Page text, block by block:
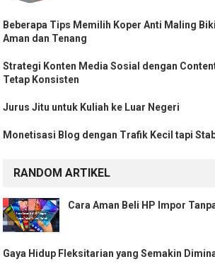
Beberapa Tips Memilih Koper Anti Maling
Aman dan Tenang
Strategi Konten Media Sosial dengan
Tetap Konsisten
Jurus Jitu untuk Kuliah ke Luar Negeri
Monetisasi Blog dengan Trafik Kecil tapi
RANDOM ARTIKEL
Cara Aman Beli HP Impor
Gaya Hidup Fleksitarian yang Semakin